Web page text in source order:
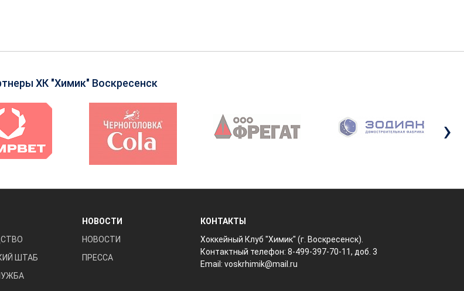
ХК "Химик" Воскресенск
›
ШТАБ
НОВОСТИ
НОВОСТИ
ПРЕССА
КОНТАКТЫ
Хоккейный Клуб "Химик" (г. Воскресенск).
Контактный телефон: 8-499-397-70-11, доб. 3
Email:voskrhimik@mail.ru